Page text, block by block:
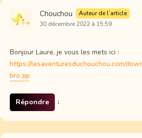
Chouchou
Auteur de l’article
30 décembre 2022 à 15:59
Bonjour Laure, je vous les mets ici :
https://lesaventuresduchouchou.com/
bro.zip
Répondre ↓